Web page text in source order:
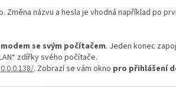
názvu a hesla je vhodná například po
se svým počítačem. Jeden konec
zdířky svého počítače.
. Zobrazí se vám okno pro přihlášení